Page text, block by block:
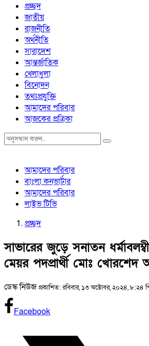
প্রচ্ছদ
জাতীয়
রাজনীতি
অর্থনীতি
সারাদেশ
আন্তর্জাতিক
খেলাধুলা
বিনোদন
তথ্যপ্রযুক্তি
আমাদের পরিবার
আজকের প্রত্রিকা
আমাদের পরিবার
বাংলা কনভার্টার
আমাদের পরিবার
লাইভ টিভি
প্রচ্ছদ
সাভারের জুড়ে সনাতন
মেয়র পদপ্রার্থী মোঃ
ডেস্ক নিউজপ্রকাশিত: রবিবার, ১৩ অক্টোবর, ২০২৪, ৮:২৪
Facebook